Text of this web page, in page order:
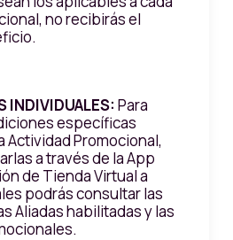
no recibirás el
INDIVIDUALES: Para
específicas
Actividad Promocional,
a través de la App
de Tienda Virtual a
podrás consultar las
Aliadas habilitadas y las